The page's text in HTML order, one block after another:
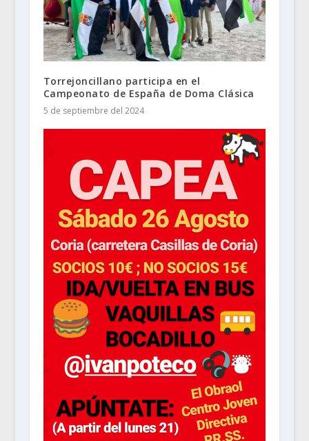
Torrejoncillano participa en el
Campeonato de España de Doma Clásica
5 de septiembre del 2024